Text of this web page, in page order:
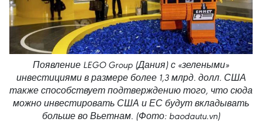
Появление LEGO Group (Дания) с «зелеными»
инвестициями в размере более 1,3 млрд. долл. США
также способствует подтверждению того, что сюда
можно инвестировать США и ЕС будут вкладывать
больше во Вьетнам. (Фото: baodautu.vn)